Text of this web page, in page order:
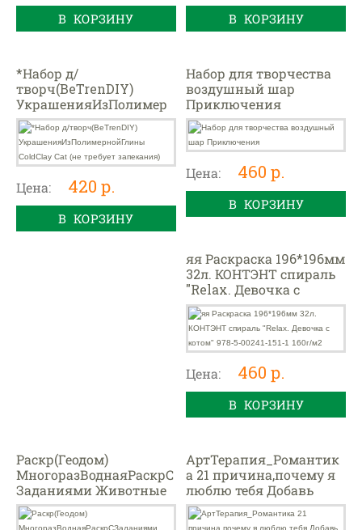
В КОРЗИНУ В КОРЗИНУ
*Набор д/
творч(BeTrenDIY)
УкрашенияИзПолимер
нойГлины ColdClay Cat
(не требует запекания)
Цена: 420 р.
В КОРЗИНУ
Набор для творчества
воздушный шар
Приключения
Цена: 460 р.
В КОРЗИНУ
яя Раскраска 196*196мм
32л. КОНТЭНТ спираль
"Relax. Девочка с
котом" 978-5-00241-151-1
160г/м2
Цена: 460 р.
В КОРЗИНУ
Раскр(Геодом)
МногоразВоднаяРаскрС
Заданиями Животные
Раскрась и узнай
АртТерапия_Романтик
а 21 причина,почему я
люблю тебя Добавь
цвета своим чувствам
(худ.Маслакова В.О.)